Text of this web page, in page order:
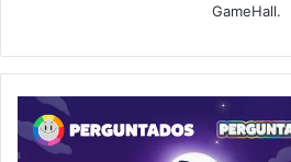
GameHall.